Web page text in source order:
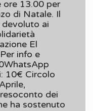
ore 13.00 per
di Natale. Il
ai
El
info e
10€ Circolo
dei
ha sostenuto